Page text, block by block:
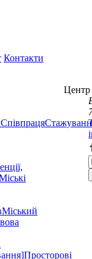
Контакти
Співпраця
Міський
Просторові
Центр